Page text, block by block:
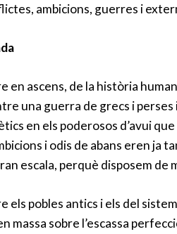
ambicions, guerres i
en ascens, de la història
una guerra de grecs i perses
en els poderosos d’avui
i odis de abans eren ja
escala, perquè disposem de
els pobles antics i els del
massa sobre l’escassa